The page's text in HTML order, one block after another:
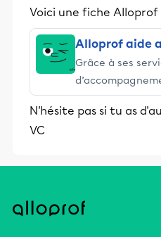
Voici une fiche
Alloprof aide
Grâce à ses
stimulants,
et leurs parents
N'hésite pas si tu as
VC